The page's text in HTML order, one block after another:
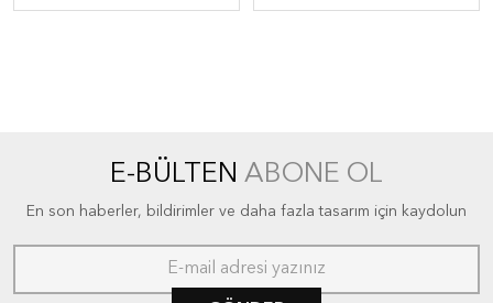
E-BÜLTEN ABONE OL
En son haberler, bildirimler ve daha fazla tasarım için kaydolun